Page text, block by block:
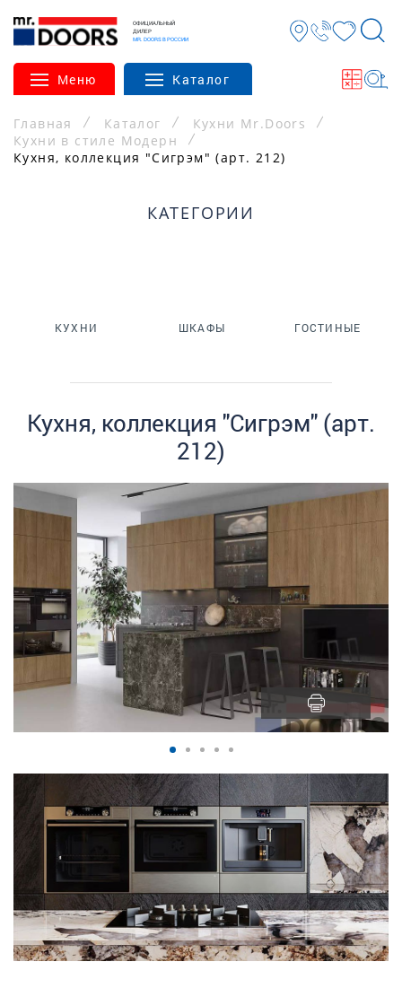
ОФИЦИАЛЬНЫЙ
ДИЛЕР
MR. DOORS В РОССИИ
Меню Каталог
Главная Каталог
Кухни Mr.Doors
Кухни в стиле Модерн
Кухня, коллекция "Сигрэм" (арт. 212)
КАТЕГОРИИ
КУХНИ ШКАФЫ ГОСТИНЫЕ
Кухня, коллекция "Сигрэм" (арт.
212)